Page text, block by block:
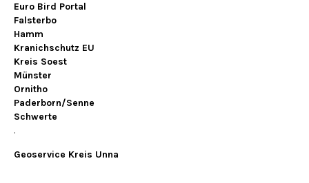
Euro Bird Portal
Falsterbo
Hamm
Kranichschutz EU
Kreis Soest
Münster
Ornitho
Paderborn/Senne
Schwerte
.
Geoservice Kreis Unna